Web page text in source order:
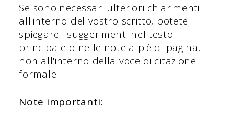
Se sono necessari ulteriori chiarimenti
all'interno del vostro scritto, potete
spiegare i suggerimenti nel testo
principale o nelle note a piè di pagina,
non all'interno della voce di citazione
formale.
Note importanti: